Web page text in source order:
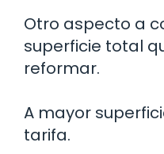
Otro aspecto a
superficie total
reformar.
A mayor
tarifa.